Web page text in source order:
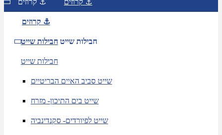
קרוזים ⚓ קרוזים ⚓
קרוזים ⚓
חבילות שייט חבילות שייט
חבילות שייט
שייט סביב האיים הבריטיים
שייט בים התיכון- מזרח
שייט לפיורדים- סקנדינביה